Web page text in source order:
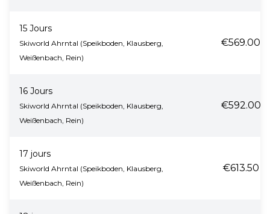
15 Jours
Skiworld Ahrntal (Speikboden, Klausberg,
Weißenbach, Rein)
€569.00
16 Jours
Skiworld Ahrntal (Speikboden, Klausberg,
Weißenbach, Rein)
€592.00
17 jours
Skiworld Ahrntal (Speikboden, Klausberg,
Weißenbach, Rein)
€613.50